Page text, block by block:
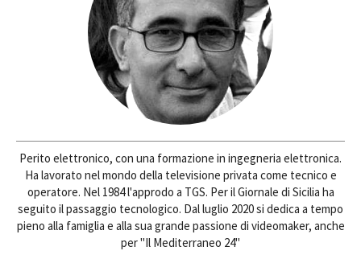
Perito elettronico, con una formazione in ingegneria elettronica.
Ha lavorato nel mondo della televisione privata come tecnico e
operatore. Nel 1984 l'approdo a TGS. Per il Giornale di Sicilia ha
seguito il passaggio tecnologico. Dal luglio 2020 si dedica a tempo
pieno alla famiglia e alla sua grande passione di videomaker, anche
per "Il Mediterraneo 24"